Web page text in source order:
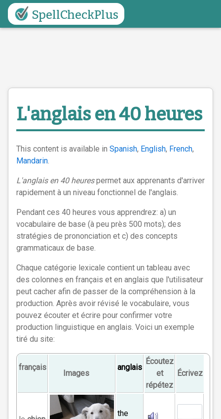
SpellCheckPlus
L'anglais en 40 heures
This content is available in Spanish, English, French,
Mandarin.
L'anglais en 40 heurespermet aux apprenants d'arriver
rapidement à un niveau fonctionnel de l'anglais.
Pendant ces 40 heures vous apprendrez: a) un
vocabulaire de base (à peu près 500 mots); des
stratégies de prononciation et c) des concepts
grammaticaux de base.
Chaque catégorie lexicale contient un tableau avec
des colonnes en français et en anglais que l'utilisateur
peut cacher afin de passer de la compréhension à la
production. Après avoir révisé le vocabulaire, vous
pouvez écouter et écrire pour confirmer votre
production linguistique en anglais. Voici un exemple
tiré du site:
français
Images
anglais
Écoutez
et
répétez
Écrivez
the